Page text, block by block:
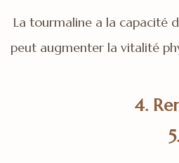
La tourmaline a la capacité
peut augmenter la vitalité
4.